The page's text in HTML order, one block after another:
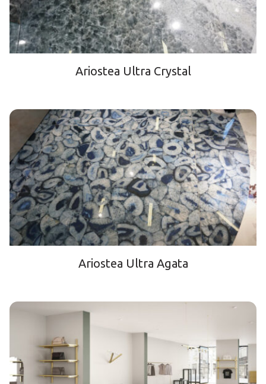
Ariostea Ultra Crystal
Ariostea Ultra Agata